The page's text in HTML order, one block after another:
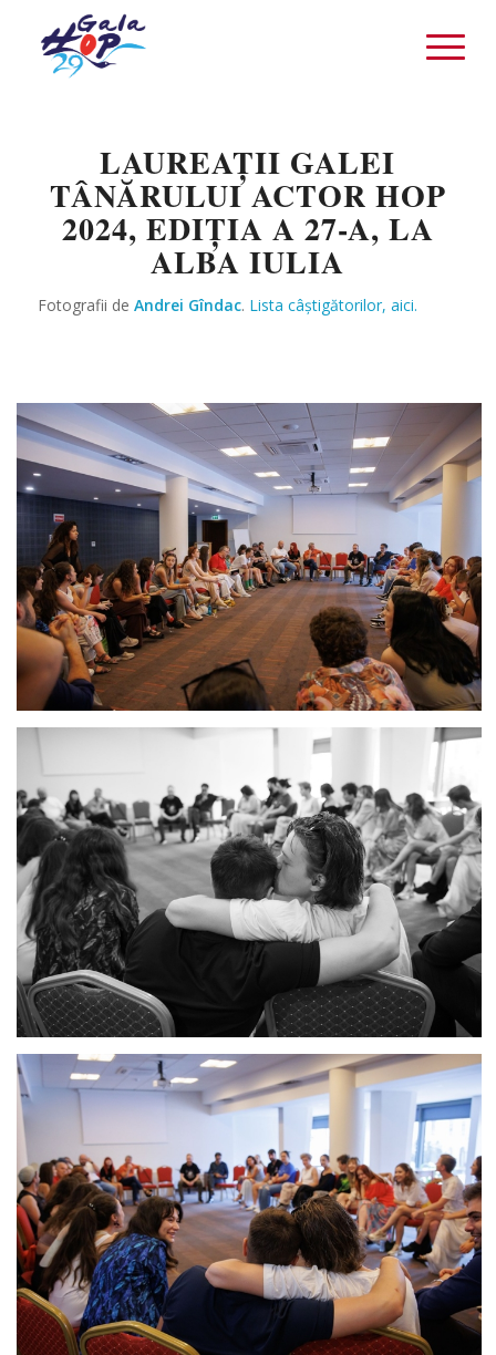
LAUREAȚII GALEI
TÂNĂRULUI ACTOR HOP
2024, EDIȚIA A 27-A, LA
ALBA IULIA
Fotografii de Andrei Gîndac. Lista câștigătorilor, aici.